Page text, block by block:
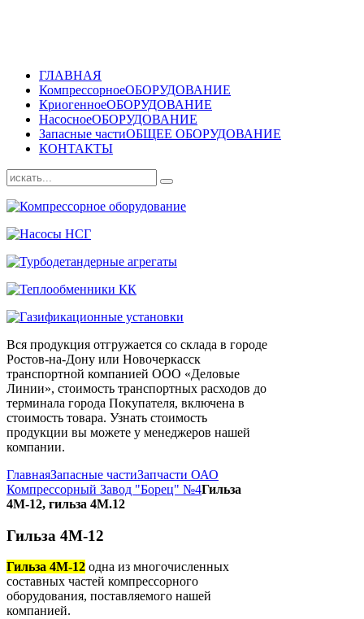
ГЛАВНАЯ
КомпрессорноеОБОРУДОВАНИЕ
КриогенноеОБОРУДОВАНИЕ
НасосноеОБОРУДОВАНИЕ
Запасные частиОБЩЕЕ ОБОРУДОВАНИЕ
КОНТАКТЫ
Вся продукция отгружается со склада в городе
Ростов-на-Дону или Новочеркасск
транспортной компанией ООО «Деловые
Линии», стоимость транспортных расходов до
терминала города Покупателя, включена в
стоимость товара. Узнать стоимость
продукции вы можете у менеджеров нашей
компании.
ГлавнаяЗапасные частиЗапчасти ОАО
Компрессорный Завод "Борец" №4Гильза
4М-12, гильза 4М.12
Гильза 4М-12
Гильза 4М-12 одна из многочисленных
составных частей компрессорного
оборудования, поставляемого нашей
компанией.